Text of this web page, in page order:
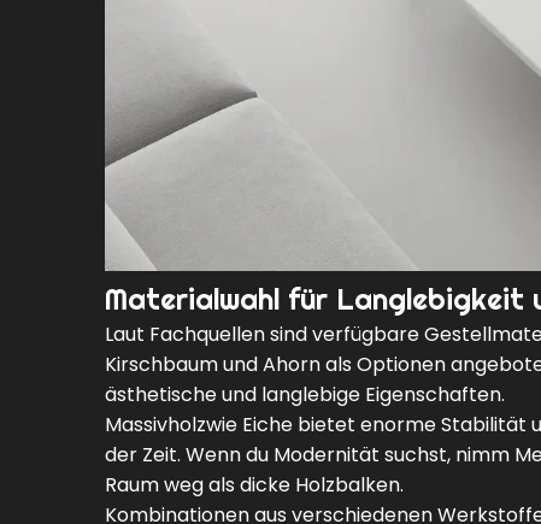
Materialwahl für Langlebigkeit
Laut Fachquellen sind verfügbare
Kirschbaum und Ahorn als Optionen
ästhetische und langlebige Eigenschaften.
Massivholzwie Eiche bietet enorme Stabilität
der Zeit. Wenn du Modernität suchst, nimm
Raum weg als dicke Holzbalken.
Kombinationen aus verschiedenen